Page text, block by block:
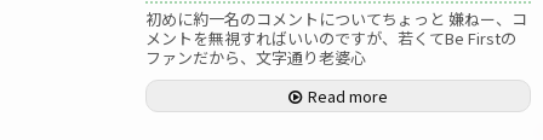
初めに約一名のコメントについてちょっと 嫌ねー、コ
メントを無視すればいいのですが、若くてBe Firstの
ファンだから、文字通り老婆心
Read more